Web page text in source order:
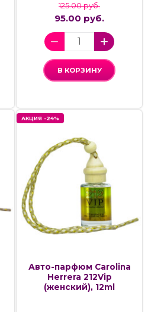
125.00 руб.
95.00 руб.
В КОРЗИНУ
АКЦИЯ -24%
Авто-парфюм Carolina
Herrera 212Vip
(женский), 12ml